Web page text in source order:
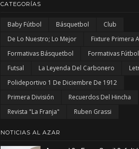
CATEGORÍAS
Baby Fútbol Básquetbol
Club
De Lo Nuestro; Lo Mejor
Fixture Primera A
Formativas Básquetbol
Formativas Fútbol
Futsal
La Leyenda Del Carbonero
Polideportivo 1 De Diciembre De 1912
Primera División
Recuerdos Del Hincha
Revista "La Franja"
Ruben Grassi
NOTICIAS AL AZAR